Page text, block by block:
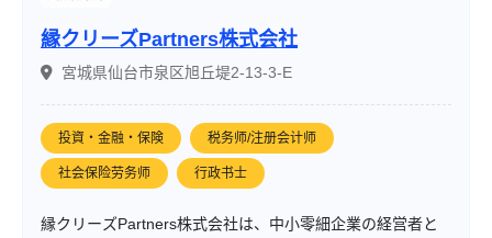
縁クリーズPartners株式会社
宮城県仙台市泉区旭丘堤2-13-3-E
投資・金融・保険 税务师/注册会计师
社会保险劳务师 行政书士
縁クリーズPartners株式会社は、中小零細企業の経営者と